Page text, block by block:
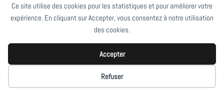
Ce site utilise des cookies pour les statistiques et pour améliorer votre
expérience. En cliquant sur Accepter, vous consentez à notre utilisation
des cookies.
Accepter
Refuser
perles de cristal mordorées, joué avec le mélange inusité
de sisal et de feutre, cré des chapeaux de feutre pour
homme.
Toutes ces créations sont à
votre disposition.